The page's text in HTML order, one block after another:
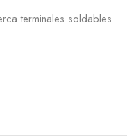
terminales soldables